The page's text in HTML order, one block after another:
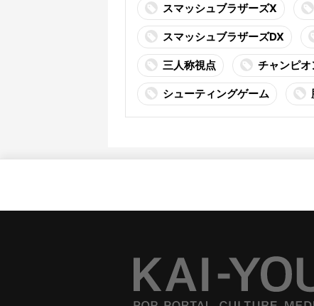
スマッシュブラザーズX
スマッシュブラザーズDX
三人称視点 チャンピ
シューティングゲーム